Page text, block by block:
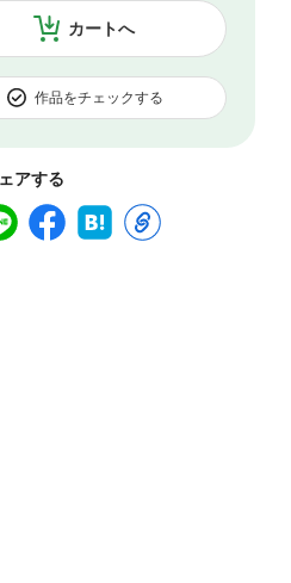
カートへ
作品をチェックする
アする